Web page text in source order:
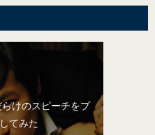
けのスピーチをプ
てみた